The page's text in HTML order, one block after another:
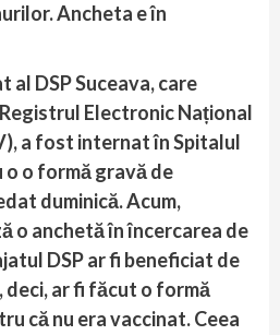
Ancheta e în
al DSP Suceava, care
Electronic Național
a fost internat în Spitalul
o o formă gravă de
duminică. Acum,
o anchetă în încercarea de
DSP ar fi beneficiat de
deci, ar fi făcut o formă
că nu era vaccinat. Ceea